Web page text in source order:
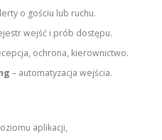
o gościu lub ruchu.
wejść i prób dostępu.
ochrona, kierownictwo.
– automatyzacja wejścia.
aplikacji,